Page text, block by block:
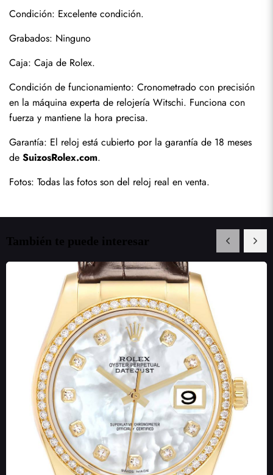
Condición: Excelente condición.
Grabados: Ninguno
Caja: Caja de Rolex.
Condición de funcionamiento: Cronometrado con precisión
en la máquina experta de relojería Witschi. Funciona con
fuerza y mantiene la hora precisa.
Garantía: El reloj está cubierto por la garantía de 18 meses
de SuizosRolex.com.
Fotos: Todas las fotos son del reloj real en venta.
También te puede interesar
Enviar